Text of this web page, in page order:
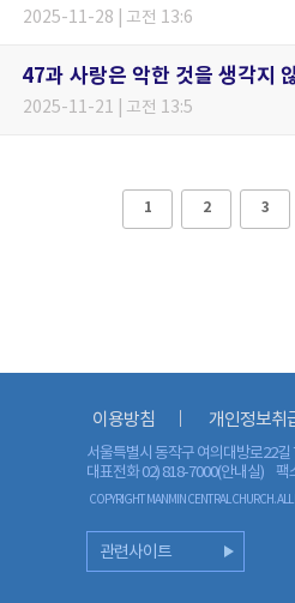
2025-11-28 | 고전 13:6
47과 사랑은 악한 것을 생각지
2025-11-21 | 고전 13:5
1 2 3
이용방침 개인정보취
서울특별시 동작구 여의대방로22
대표전화 02) 818-7000(안내실)
팩
COPYRIGHT MANMIN CENTRAL CHURCH. ALL
관련사이트